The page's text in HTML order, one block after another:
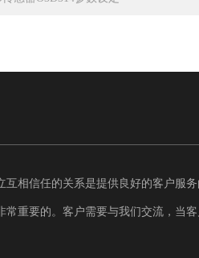
互相信任的关系是提供良好的客户服
常重要的。客户需要与我们交流，当